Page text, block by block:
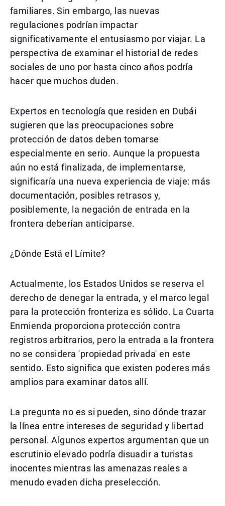
familiares. Sin embargo, las nuevas
regulaciones podrían impactar
significativamente el entusiasmo por viajar. La
perspectiva de examinar el historial de redes
sociales de uno por hasta cinco años podría
hacer que muchos duden.
Expertos en tecnología que residen en Dubái
sugieren que las preocupaciones sobre
protección de datos deben tomarse
especialmente en serio. Aunque la propuesta
aún no está finalizada, de implementarse,
significaría una nueva experiencia de viaje: más
documentación, posibles retrasos y,
posiblemente, la negación de entrada en la
frontera deberían anticiparse.
¿Dónde Está el Límite?
Actualmente, los Estados Unidos se reserva el
derecho de denegar la entrada, y el marco legal
para la protección fronteriza es sólido. La Cuarta
Enmienda proporciona protección contra
registros arbitrarios, pero la entrada a la frontera
no se considera 'propiedad privada' en este
sentido. Esto significa que existen poderes más
amplios para examinar datos allí.
La pregunta no es si pueden, sino dónde trazar
la línea entre intereses de seguridad y libertad
personal. Algunos expertos argumentan que un
escrutinio elevado podría disuadir a turistas
inocentes mientras las amenazas reales a
menudo evaden dicha preselección.